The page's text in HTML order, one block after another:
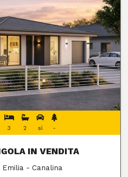
3 2 sì -
IN VENDITA
Emilia - Canalina